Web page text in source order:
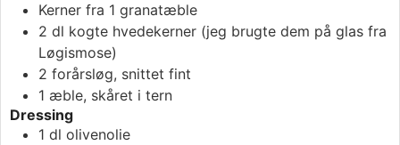
Kerner fra 1 granatæble
2 dl kogte hvedekerner (jeg brugte dem på glas fra
Løgismose)
2 forårsløg, snittet fint
1 æble, skåret i tern
Dressing
1 dl olivenolie